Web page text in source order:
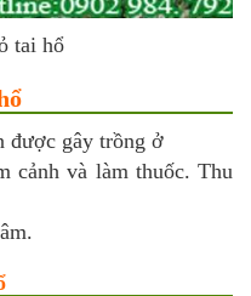
tai hổ
được gây trồng ở
cảnh và làm thuốc. Thu